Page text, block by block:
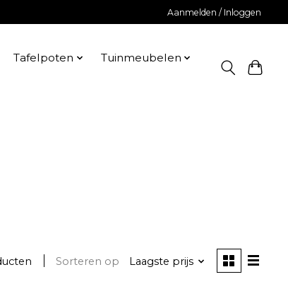
Aanmelden / Inloggen
Tafelpoten
Tuinmeubelen
Sorteren op Laagste prijs